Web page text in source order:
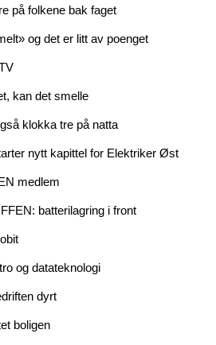
på folkene bak faget
og det er litt av poenget
kan det smelle
klokka tre på natta
nytt kapittel for Elektriker Øst
medlem
batterilagring i front
og datateknologi
dyrt
boligen